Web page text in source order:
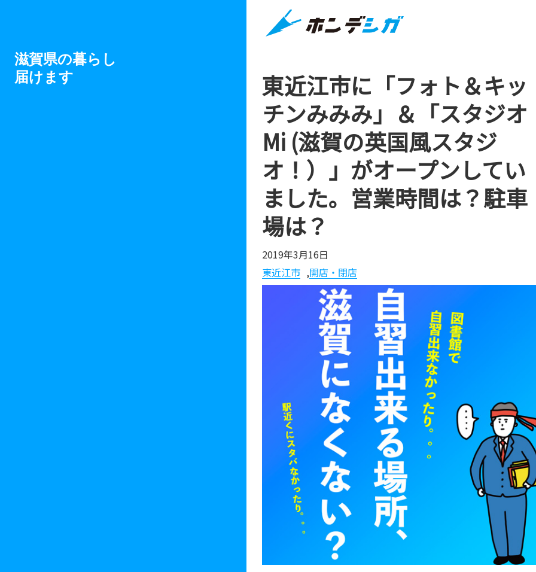
東近江市に「フォト＆キッ
チンみみみ」＆「スタジオ
Mi (滋賀の英国風スタジ
オ！）」がオープンしてい
ました。営業時間は？駐車
場は？
2019年3月16日
東近江市 ,開店・閉店
滋賀県の暮らし
届けます